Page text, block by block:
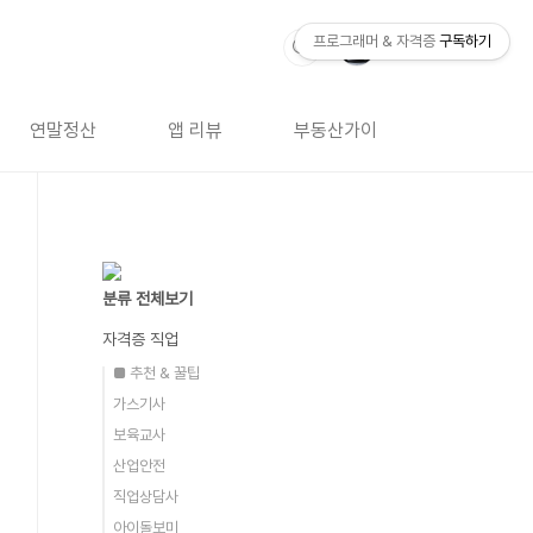
연말정산 앱 리뷰 부동산가이드
분류 전체보기
자격증 직업
■ 추천 & 꿀팁
가스기사
보육교사
산업안전
직업상담사
아이돌보미
프로그래머 & 자격증 구독하기